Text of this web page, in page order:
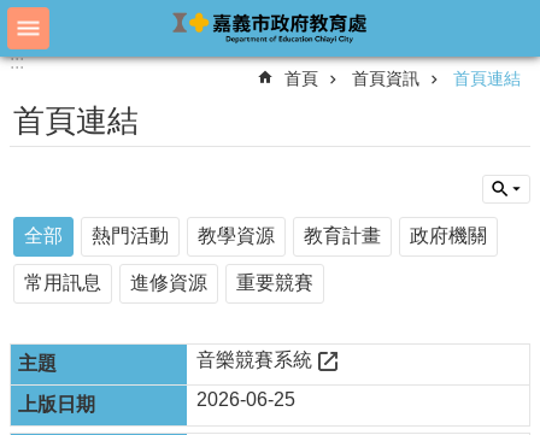
跳到主要內容區塊
進
搜
尋
教
育
處
概
教
育
處
::::::
首頁 首頁資訊 首頁連結
首頁連結
全部 熱門活動 教學資源 教育計畫 政府機關
常用訊息 進修資源 重要競賽
音樂競賽系統
2026-06-25